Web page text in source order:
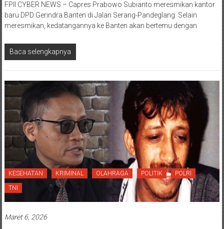
FPII CYBER NEWS – Capres Prabowo Subianto meresmikan kantor
baru DPD Gerindra Banten di Jalan Serang-Pandeglang. Selain
meresmikan, kedatangannya ke Banten akan bertemu dengan
Baca selengkapnya
KESEHATAN KRIMINAL OLAHRAGA POLITIK POLRI
TNI
Maret 6, 2026